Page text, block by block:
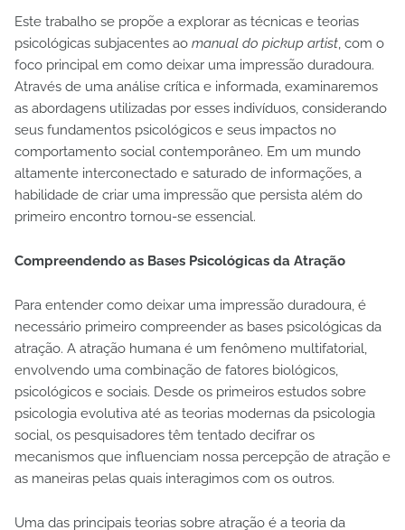
Este trabalho se propõe a explorar as técnicas e teorias
psicológicas subjacentes ao manual do pickup artist , com o
foco principal em como deixar uma impressão duradoura.
Através de uma análise crítica e informada, examinaremos
as abordagens utilizadas por esses indivíduos, considerando
seus fundamentos psicológicos e seus impactos no
comportamento social contemporâneo. Em um mundo
altamente interconectado e saturado de informações, a
habilidade de criar uma impressão que persista além do
primeiro encontro tornou-se essencial.
Compreendendo as Bases Psicológicas da Atração
Para entender como deixar uma impressão duradoura, é
necessário primeiro compreender as bases psicológicas da
atração. A atração humana é um fenômeno multifatorial,
envolvendo uma combinação de fatores biológicos,
psicológicos e sociais. Desde os primeiros estudos sobre
psicologia evolutiva até as teorias modernas da psicologia
social, os pesquisadores têm tentado decifrar os
mecanismos que influenciam nossa percepção de atração e
as maneiras pelas quais interagimos com os outros.
Uma das principais teorias sobre atração é a teoria da